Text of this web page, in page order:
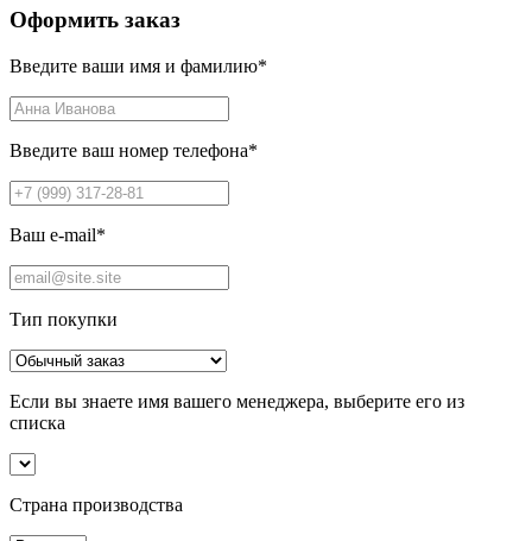
Оформить заказ
Введите ваши имя и фамилию*
Введите ваш номер телефона*
Ваш e-mail*
Тип покупки
Если вы знаете имя вашего менеджера, выберите его из
списка
Страна производства